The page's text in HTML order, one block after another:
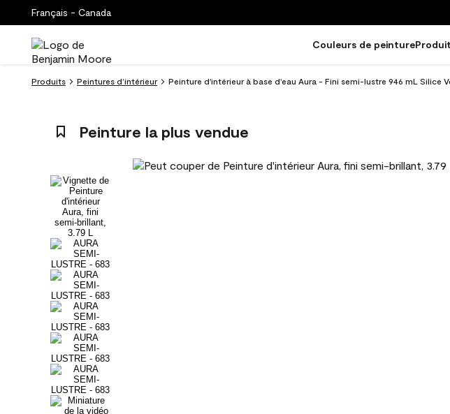
Français - Canada
Couleurs de peinture
Produits Peintures d’intérieur Peinture d'intérieur à base d'eau Aura - Fini semi-lustre 946 mL Silice
Peinture la plus vendue